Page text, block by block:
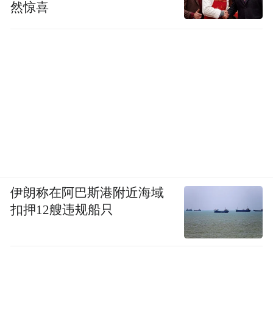
然惊喜
伊朗称在阿巴斯港附近海域
扣押12艘违规船只